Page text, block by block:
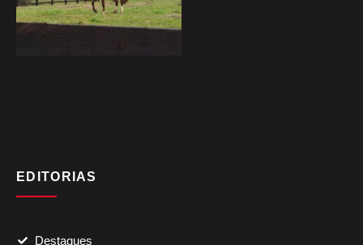
EDITORIAS
Destaques